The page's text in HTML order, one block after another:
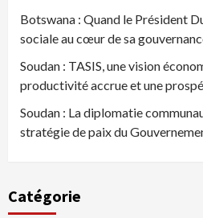
Botswana : Quand le Président
sociale au cœur de sa
Soudan : TASIS, une vision
productivité accrue et une
Soudan : La diplomatie
stratégie de paix du
Catégorie